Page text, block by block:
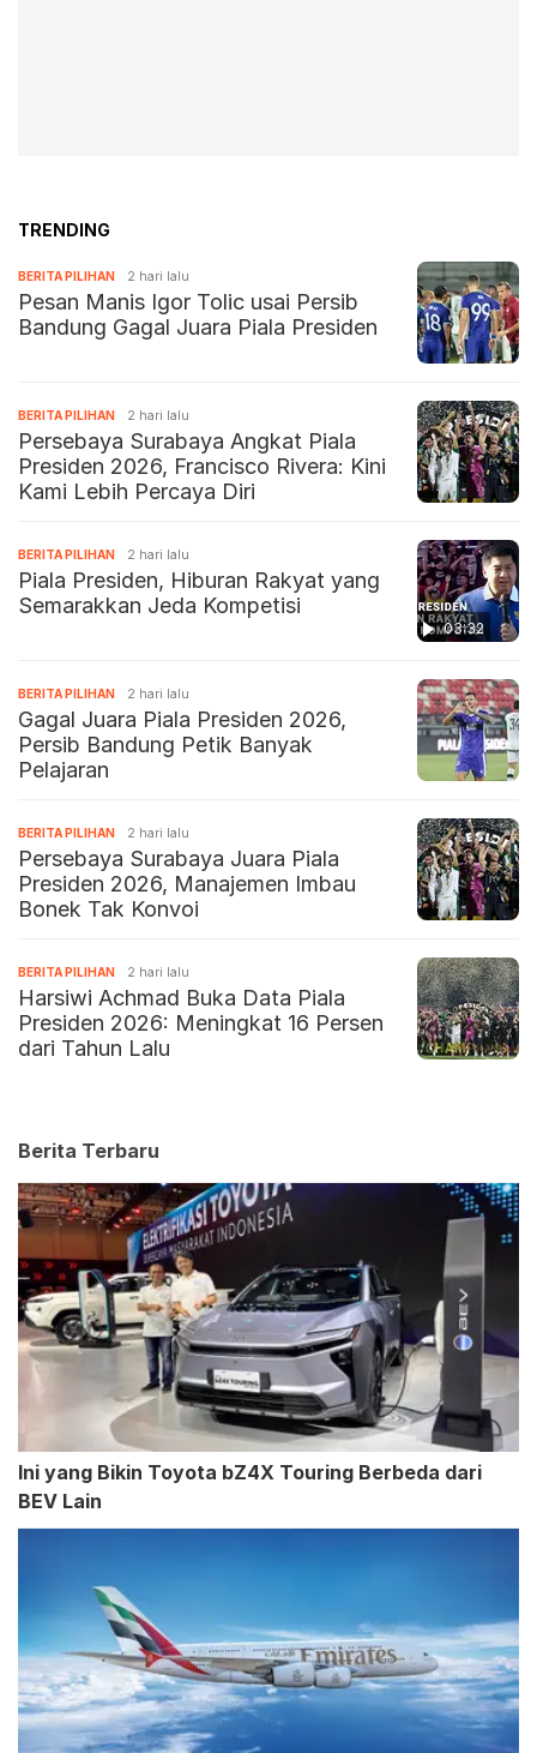
TRENDING
BERITA PILIHAN 2 hari lalu
Pesan Manis Igor Tolic usai Persib
Bandung Gagal Juara Piala Presiden
BERITA PILIHAN 2 hari lalu
Persebaya Surabaya Angkat Piala
Presiden 2026, Francisco Rivera: Kini
Kami Lebih Percaya Diri
03:32
BERITA PILIHAN 2 hari lalu
Piala Presiden, Hiburan Rakyat yang
Semarakkan Jeda Kompetisi
BERITA PILIHAN 2 hari lalu
Gagal Juara Piala Presiden 2026,
Persib Bandung Petik Banyak
Pelajaran
BERITA PILIHAN 2 hari lalu
Persebaya Surabaya Juara Piala
Presiden 2026, Manajemen Imbau
Bonek Tak Konvoi
BERITA PILIHAN 2 hari lalu
Harsiwi Achmad Buka Data Piala
Presiden 2026: Meningkat 16 Persen
dari Tahun Lalu
Berita Terbaru
Ini yang Bikin Toyota bZ4X Touring Berbeda dari
BEV Lain